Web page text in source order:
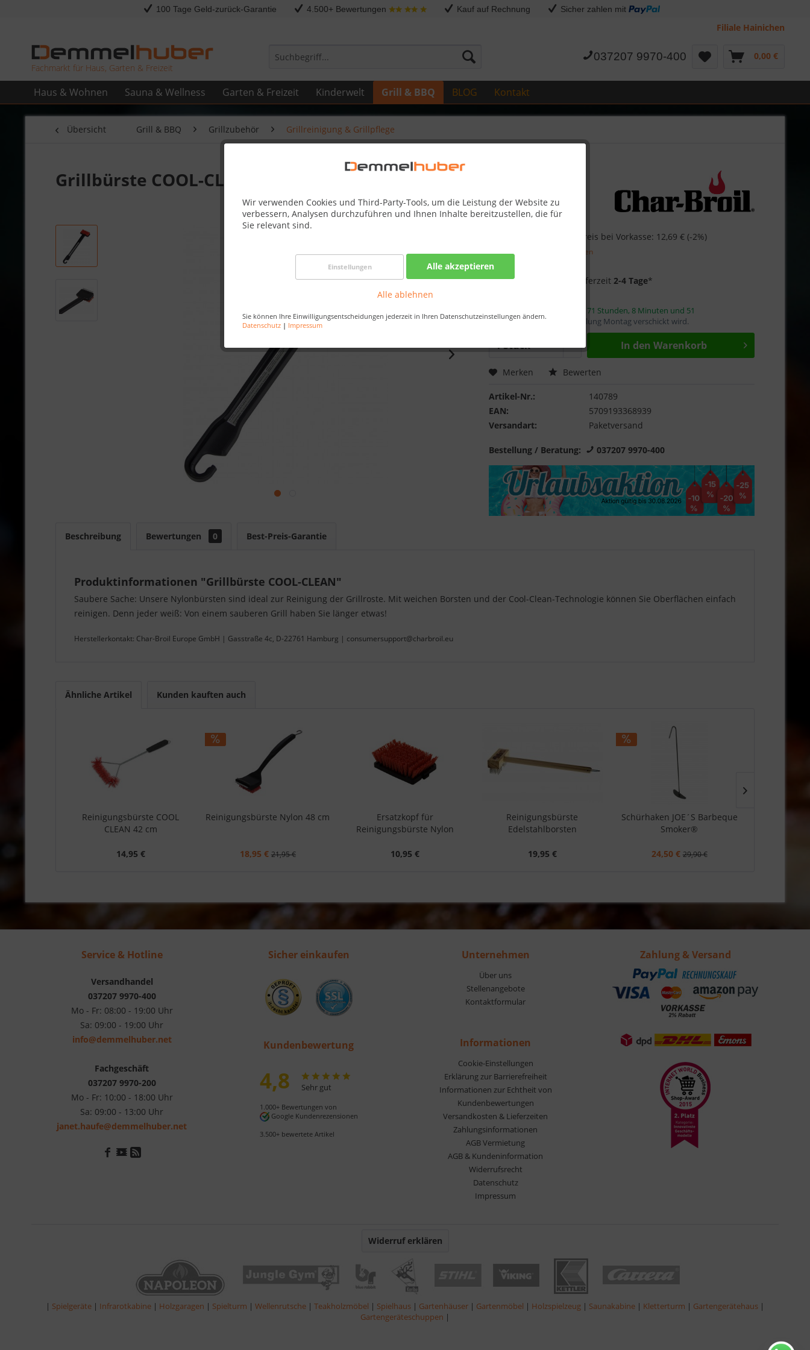
100 Tage Geld-zurück-Garantie 4.500+ Bewertungen Kauf auf Rechnung Sicher zahlen mit
Filiale Hainichen
Fachmarkt für Haus, Garten & Freizeit
037207 9970-400 0,00 €
Haus & Wohnen Sauna & Wellness Garten & Freizeit Kinderwelt Grill & BBQ BLOG Kontakt
Wir verwenden Cookies und Third-Party-Tools, um die Leistung der Website zu
verbessern, Analysen durchzuführen und Ihnen Inhalte bereitzustellen, die für
Sie relevant sind.
Einstellungen Alle akzeptieren
Alle ablehnen
Sie können Ihre Einwilligungsentscheidungen jederzeit in Ihren Datenschutzeinstellungen ändern.
Datenschutz | Impressum
Übersicht Grill & BBQ Grillzubehör Grillreinigung & Grillpflege
Grillbürste COOL-CLEAN
Skonto-Preis bei Vorkasse: 12,69 € (-2%)
inkl. MwSt.
zzgl. Versandkosten
Artikel auf Lager - Lieferzeit2-4 Tage*
71 Stunden, 8 Minuten und 50
Sekunden, damit die Bestellung Montag verschickt wird.
In den Warenkorb
Merken Bewerten
Artikel-Nr.:
140789
EAN:
5709193368939
Versandart:
Paketversand
Bestellung / Beratung: 037207 9970-400
Beschreibung Bewertungen 0 Best-Preis-Garantie
Produktinformationen "Grillbürste COOL-CLEAN"
Saubere Sache: Unsere Nylonbürsten sind ideal zur Reinigung der Grillroste. Mit weichen Borsten und der Cool-Clean-Technologie können Sie Oberflächen einfach
reinigen. Denn jeder weiß: Von einem sauberen Grill haben Sie länger etwas!
Herstellerkontakt: Char‑Broil Europe GmbH | Gasstraße 4c, D-22761 Hamburg | consumersupport@charbroil.eu
Ähnliche Artikel Kunden kauften auch
Reinigungsbürste COOL
CLEAN 42 cm
14,95 €
Reinigungsbürste Nylon 48 cm
18,95 € 21,95 €
Ersatzkopf für
Reinigungsbürste Nylon
10,95 €
Reinigungsbürste
Edelstahlborsten
19,95 €
Schürhaken JOE´S Barbeque
Smoker®
24,50 € 29,90 €
Service & Hotline
Versandhandel
037207 9970-400
Mo - Fr: 08:00 - 19:00 Uhr
Sa: 09:00 - 19:00 Uhr
info@demmelhuber.net
Fachgeschäft
037207 9970-200
Mo - Fr: 10:00 - 18:00 Uhr
Sa: 09:00 - 13:00 Uhr
janet.haufe@demmelhuber.net
Sicher einkaufen
Kundenbewertung
4,8 Sehr gut
1.000+ Bewertungen von
Google Kundenrezensionen
3.500+ bewertete Artikel
Unternehmen
Über uns
Stellenangebote
Kontaktformular
Informationen
Cookie-Einstellungen
Erklärung zur Barrierefreiheit
Informationen zur Echtheit von
Kundenbewertungen
Versandkosten & Lieferzeiten
Zahlungsinformationen
AGB Vermietung
AGB & Kundeninformation
Widerrufsrecht
Datenschutz
Impressum
Zahlung & Versand
Widerruf erklären
| Spielgeräte | Infrarotkabine | Holzgaragen | Spielturm | Wellenrutsche | Teakholzmöbel | Spielhaus | Gartenhäuser | Gartenmöbel | Holzspielzeug | Saunakabine | Kletterturm | Gartengerätehaus |
Gartengeräteschuppen |